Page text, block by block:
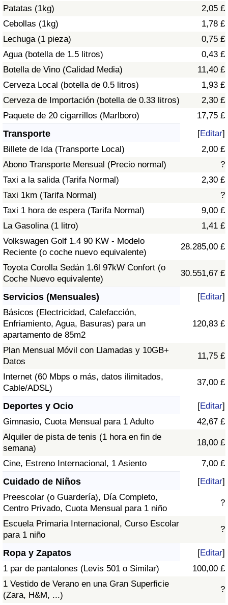
Patatas (1kg)
2,05 £
Cebollas (1kg)
1,78 £
Lechuga (1 pieza)
0,75 £
Agua (botella de 1.5 litros)
0,43 £
Botella de Vino (Calidad Media)
11,40 £
Cerveza Local (botella de 0.5 litros)
1,93 £
Cerveza de Importación (botella de 0.33 litros)
2,30 £
Paquete de 20 cigarrillos (Marlboro)
17,75 £
Transporte [Editar]
Billete de Ida (Transporte Local)
2,00 £
Abono Transporte Mensual (Precio normal)
?
Taxi a la salida (Tarifa Normal)
2,30 £
Taxi 1km (Tarifa Normal)
?
Taxi 1 hora de espera (Tarifa Normal)
9,00 £
La Gasolina (1 litro)
1,41 £
Volkswagen Golf 1.4 90 KW - Modelo
Reciente (o coche nuevo equivalente)
28.285,00 £
Toyota Corolla Sedán 1.6l 97kW Confort (o
Coche Nuevo equivalente)
30.551,67 £
Servicios (Mensuales) [Editar]
Básicos (Electricidad, Calefacción,
Enfriamiento, Agua, Basuras) para un
apartamento de 85m2
120,83 £
Plan Mensual Móvil con Llamadas y 10GB+
Datos
11,75 £
Internet (60 Mbps o más, datos ilimitados,
Cable/ADSL)
37,00 £
Deportes y Ocio [Editar]
Gimnasio, Cuota Mensual para 1 Adulto
42,67 £
Alquiler de pista de tenis (1 hora en fin de
semana)
18,00 £
Cine, Estreno Internacional, 1 Asiento 7,00 £
Cuidado de Niños [Editar]
Preescolar (o Guardería), Día Completo,
Centro Privado, Cuota Mensual para 1 niño
?
Escuela Primaria Internacional, Curso Escolar
para 1 niño
?
Ropa y Zapatos [Editar]
1 par de pantalones (Levis 501 o Similar)
100,00 £
1 Vestido de Verano en una Gran Superficie
(Zara, H&M, ...)
?
Índice de Contaminación por País
Tráfico
Índice de Tráfico
Índice de Tráfico (Actual)
Índice de Tráfico por País